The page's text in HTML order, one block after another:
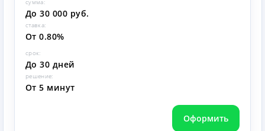
До 30 000 руб.
ставка:
От 0.80%
срок:
До 30 дней
решение:
От 5 минут
Оформить